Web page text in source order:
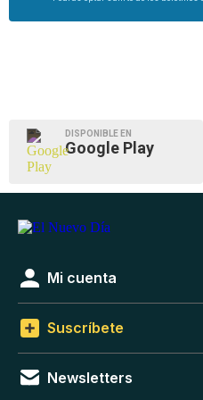
DISPONIBLE EN
Google Play
Mi cuenta
Suscríbete
Newsletters